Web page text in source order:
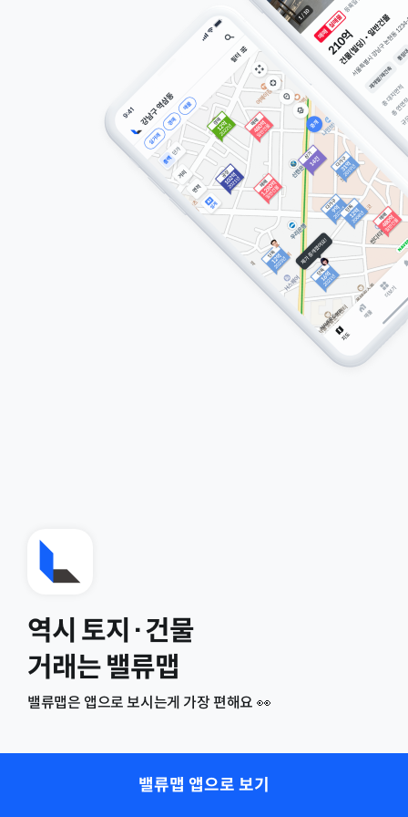
역시 토지·건물
거래는 밸류맵
밸류맵은 앱으로 보시는게 가장 편해요 👀
밸류맵 앱으로 보기